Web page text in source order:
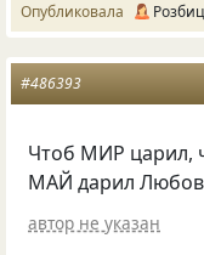
Опубликовала
#486393
Чтоб МИР царил,
МАЙ дарил
автор не указан